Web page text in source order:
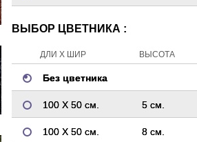
ВЫБОР ЦВЕТНИКА :
ДЛИ Х ШИР ВЫСОТА
Без цветника
100 Х 50 см. 5 см.
100 Х 50 см. 8 см.